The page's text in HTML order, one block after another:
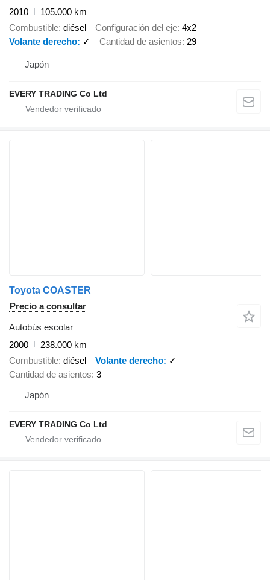
2010
105.000 km
Combustible diésel Configuración del eje 4x2
Volante derecho
✓ Cantidad de asientos 29
Japón
EVERY TRADING Co Ltd
Toyota COASTER
Precio a consultar
Autobús escolar
2000
238.000 km
Combustible diésel Volante derecho
✓
Cantidad de asientos 3
Japón
EVERY TRADING Co Ltd